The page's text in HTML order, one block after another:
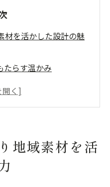
材を活かした設計の魅
たらす温かみ
特徴
現代デザインの融合
の家づくりアイデア
地域素材を活